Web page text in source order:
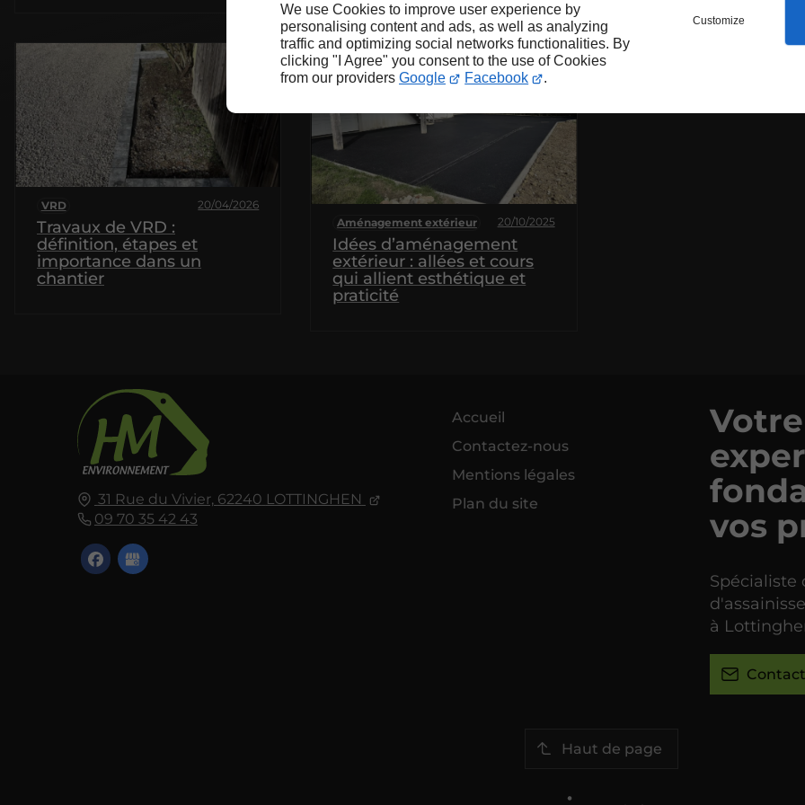
We use Cookies to improve user experience by
personalising content and ads, as well as analyzing
traffic and optimizing social networks functionalities. By
clicking "I Agree" you consent to the use of Cookies
from our providers Google Facebook .
Customize
VRD 20/04/2026
Travaux de VRD :
définition, étapes et
importance dans un
chantier
Aménagement extérieur 20/10/2025
Idées d’aménagement
extérieur : allées et cours
qui allient esthétique et
praticité
31 Rue du Vivier, 62240 LOTTINGHEN
09 70 35 42 43
Accueil
Contactez-nous
Mentions légales
Plan du site
vos
Spécialiste
à
Haut de page